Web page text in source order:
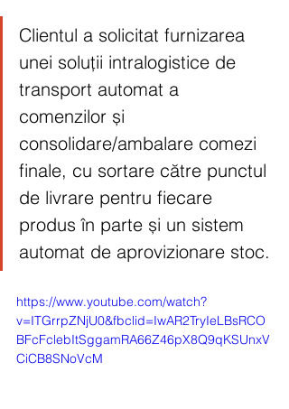
Clientul a solicitat furnizarea
unei soluții intralogistice de
transport automat a
comenzilor și
consolidare/ambalare comezi
finale, cu sortare către punctul
de livrare pentru fiecare
produs în parte și un sistem
automat de aprovizionare stoc.
https://www.youtube.com/watch?
v=ITGrrpZNjU0&fbclid=IwAR2TryIeLBsRCO
BFcFclebItSggamRA66Z46pX8Q9qKSUnxV
CiCB8SNoVcM